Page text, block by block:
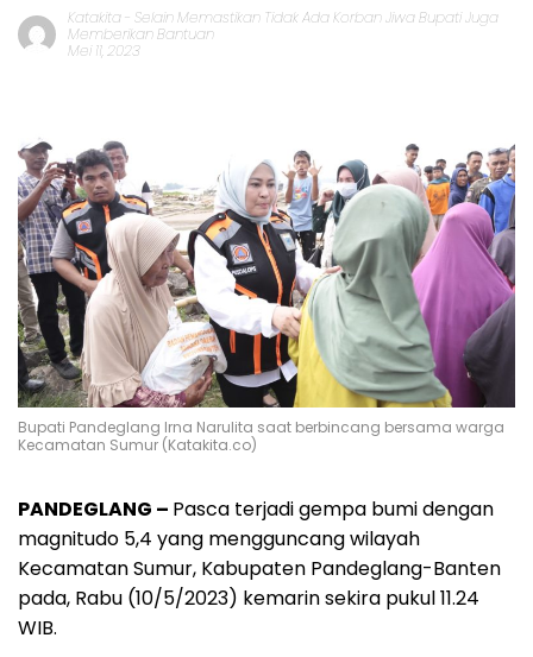
Katakita- Selain Memastikan Tidak Ada Korban Jiwa Bupati Juga
Memberikan Bantuan
Mei 11, 2023
Bupati Pandeglang Irna Narulita saat berbincang bersama warga
Kecamatan Sumur (Katakita.co)
PANDEGLANG – Pasca terjadi gempa bumi dengan
magnitudo 5,4 yang mengguncang wilayah
Kecamatan Sumur, Kabupaten Pandeglang-Banten
pada, Rabu (10/5/2023) kemarin sekira pukul 11.24
WIB.